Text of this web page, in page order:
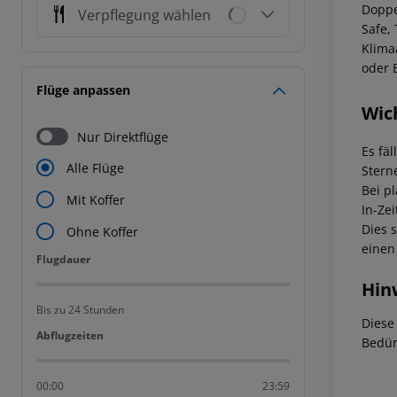
Verpflegung wählen
Flüge anpassen
Nur Direktflüge
Alle Flüge
Mit Koffer
Ohne Koffer
Flugdauer
Flugdauer
Bis zu 24 Stunden
Abflugzeiten
Abflugzeiten
00:00 23:59
Safe,
oder
Es
Bei
In-
Dies